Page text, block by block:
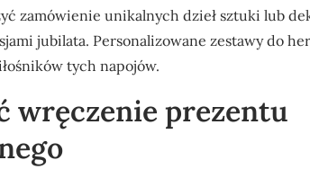
zamówienie unikalnych dzieł sztuki lub
jubilata. Personalizowane zestawy do
tych napojów.
wręczenie prezentu